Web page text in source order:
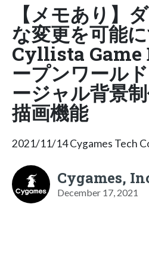
【メモあり】
な変更を可能
Cyllista Game
ープンワール
ージャル背景
描画機能
2021/11/14 Cygames Tech
Cygames,
December 17, 2021